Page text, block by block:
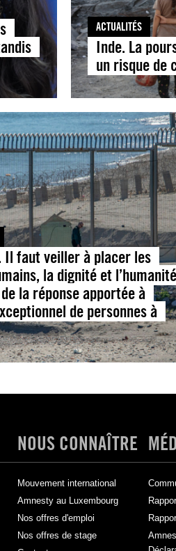
ACTUALITÉS
Inde. La
un risque de
Il faut veiller à placer les
la dignité et l’humanité
la réponse apportée à
de personnes à
NOUS CONNAÎTRE
Mouvement international
Amnesty au Luxembourg
Nos offres d'emploi
Nos offres de stage